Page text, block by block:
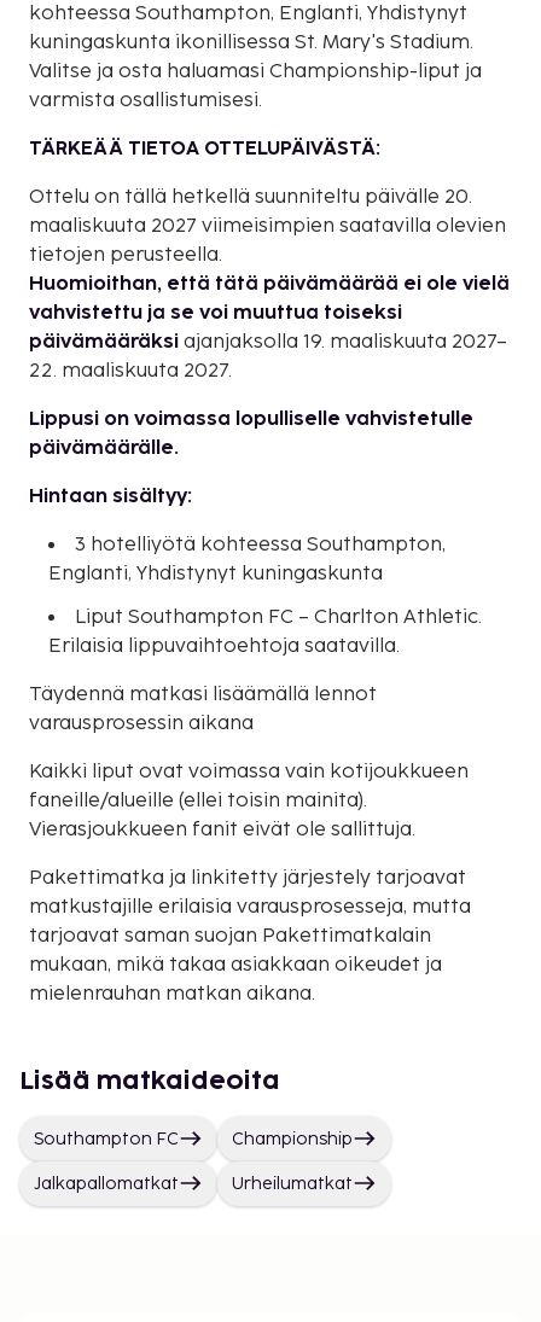
kohteessa Southampton, Englanti, Yhdistynyt
kuningaskunta ikonillisessa St. Mary's Stadium.
Valitse ja osta haluamasi Championship-liput ja
varmista osallistumisesi.
TÄRKEÄÄ TIETOA OTTELUPÄIVÄSTÄ:
Ottelu on tällä hetkellä suunniteltu päivälle 20.
maaliskuuta 2027 viimeisimpien saatavilla olevien
tietojen perusteella.
Huomioithan, että tätä päivämäärää ei ole vielä
vahvistettu ja se voi muuttua toiseksi
päivämääräksi ajanjaksolla 19. maaliskuuta 2027–
22. maaliskuuta 2027.
Lippusi on voimassa lopulliselle vahvistetulle
päivämäärälle.
Hintaan sisältyy:
3 hotelliyötä kohteessa Southampton,
Englanti, Yhdistynyt kuningaskunta
Liput Southampton FC – Charlton Athletic.
Erilaisia lippuvaihtoehtoja saatavilla.
Täydennä matkasi lisäämällä lennot
varausprosessin aikana
Kaikki liput ovat voimassa vain kotijoukkueen
faneille/alueille (ellei toisin mainita).
Vierasjoukkueen fanit eivät ole sallittuja.
Pakettimatka ja linkitetty järjestely tarjoavat
matkustajille erilaisia varausprosesseja, mutta
tarjoavat saman suojan Pakettimatkalain
mukaan, mikä takaa asiakkaan oikeudet ja
mielenrauhan matkan aikana.
Lisää matkaideoita
Southampton FC Championship
Jalkapallomatkat Urheilumatkat